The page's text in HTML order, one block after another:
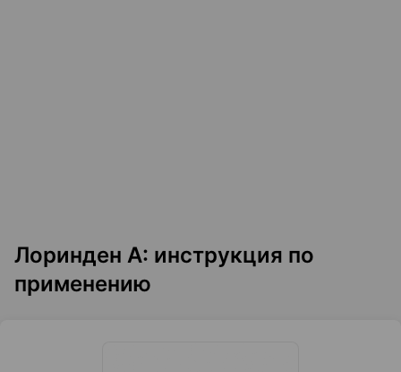
Лоринден А: инструкция по
применению